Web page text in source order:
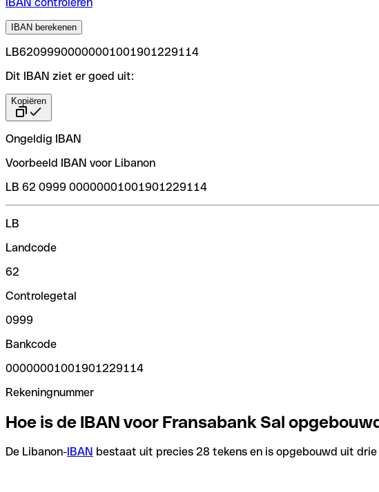
IBAN berekenen
LB62099900000001001901229114
Dit IBAN ziet er goed uit:
Kopiëren
Ongeldig IBAN
Voorbeeld IBAN voor Libanon
LB 62 0999 00000001001901229114
LB
Landcode
62
Controlegetal
0999
Bankcode
00000001001901229114
Rekeningnummer
Hoe is de IBAN voor Fransabank Sal
De Libanon-IBAN bestaat uit precies 28 tekens en is opgebouwd uit